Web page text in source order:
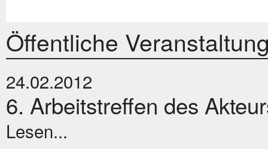
Öffentliche
24.02.2012
6. Arbeitstreffen des
Lesen...